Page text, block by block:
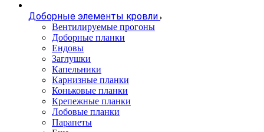
Доборные элементы кровли
Вентилируемые прогоны
Доборные планки
Ендовы
Заглушки
Капельники
Карнизные планки
Коньковые планки
Крепежные планки
Лобовые планки
Парапеты